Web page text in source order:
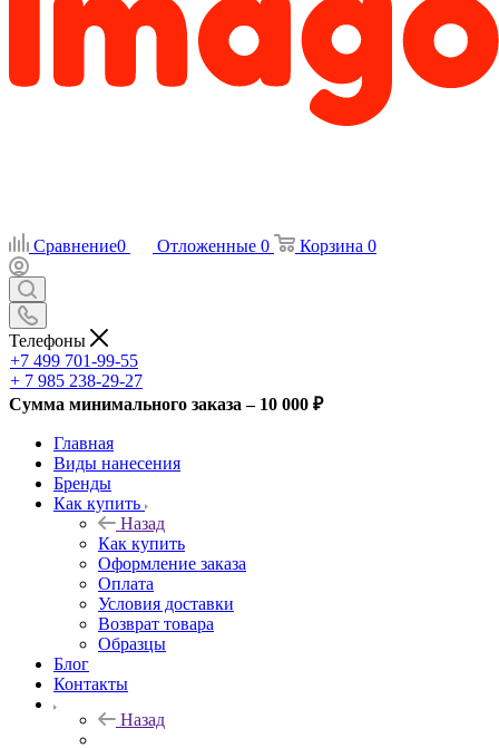
Сравнение0 Отложенные 0 Корзина 0
Телефоны
+7 499 701-99-55
+ 7 985 238-29-27
Сумма минимального заказа – 10 000 ₽
Главная
Виды нанесения
Бренды
Как купить
Назад
Как купить
Оформление заказа
Оплата
Условия доставки
Возврат товара
Образцы
Блог
Контакты
Назад